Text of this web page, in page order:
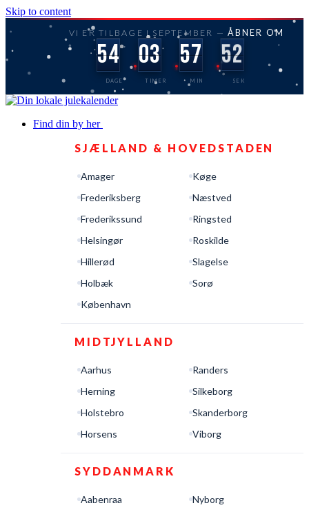
Skip to content
VI ER TILBAGE I SEPTEMBER —ÅBNER OM
54
DAGE
03
TIMER
57
MIN
52
SEK
Find din by her
SJÆLLAND & HOVEDSTADEN
Amager
Frederiksberg
Frederikssund
Helsingør
Hillerød
Holbæk
København
Køge
Næstved
Ringsted
Roskilde
Slagelse
Sorø
MIDTJYLLAND
Aarhus
Herning
Holstebro
Horsens
Randers
Silkeborg
Skanderborg
Viborg
SYDDANMARK
Aabenraa
Nyborg